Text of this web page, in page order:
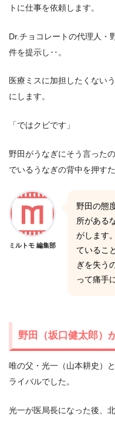
トに仕事を依頼します。
Dr.チョコレートの代理人・
件を提示し‥。
医療ミスに加担したくない
にします。
「ではクビです」
野田がうなぎにそう言った
でいるうなぎの背中を押すた
ミルトモ 編集部
野田の態
所がある
がします
ているこ
ぎを失う
って痛手
野田（坂口健太郎）
唯の父・光一（山本耕史）
ライバルでした。
光一が医局長になった後、